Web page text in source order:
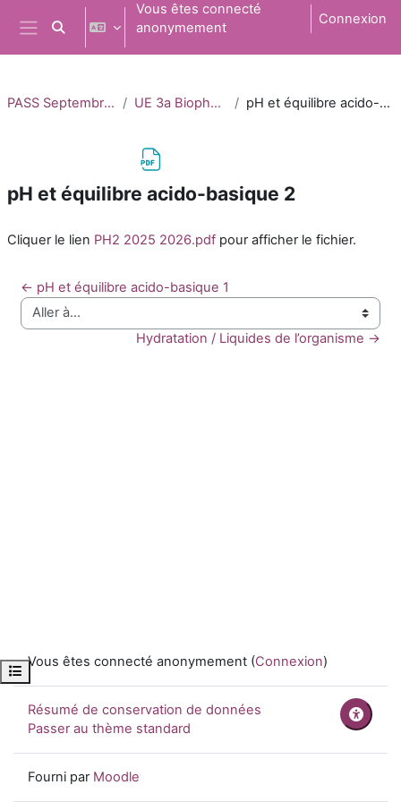
Passer au contenu principal
Panneau latéral
Activer/désactiver la saisie de recherche
Vous êtes connecté
anonymement
Connexion
Ouvrir l’index du cours
PASS Septembre 2025 UE 3a Biophysisque pH et équilibre acido-basique 2
pH et équilibre acido-basique 2
Cliquer le lien PH2 2025 2026.pdf pour afficher le fichier.
← pH et équilibre acido-basique 1
Hydratation / Liquides de l’organisme →
Vous êtes connecté anonymement (Connexion)
Résumé de conservation de données
Passer au thème standard
Fourni par Moodle